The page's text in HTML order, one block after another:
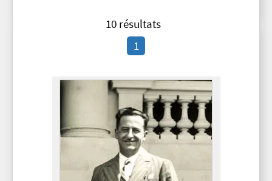
10 résultats
1